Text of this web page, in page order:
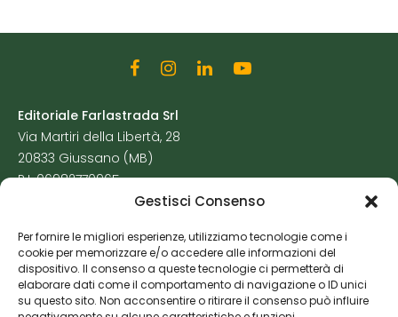
Gestisci Consenso
Per fornire le migliori esperienze, utilizziamo tecnologie come i
cookie per memorizzare e/o accedere alle informazioni del
dispositivo. Il consenso a queste tecnologie ci permetterà di
elaborare dati come il comportamento di navigazione o ID unici
su questo sito. Non acconsentire o ritirare il consenso può influire
Editoriale Farlastrada Srl
Via Martiri della Libertà, 28
20833 Giussano (MB)
P.I. 06982770965
Cookie Policy
Risorse Aggiuntive